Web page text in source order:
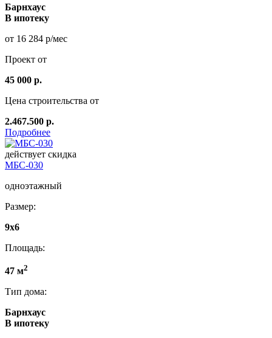
Барнхаус
В ипотеку
от 16 284 р/мес
Проект от
45 000 р.
Цена строительства от
2.467.500 р.
Подробнее
действует скидка
МБС-030
одноэтажный
Размер:
9х6
Площадь:
47 м2
Тип дома:
Барнхаус
В ипотеку